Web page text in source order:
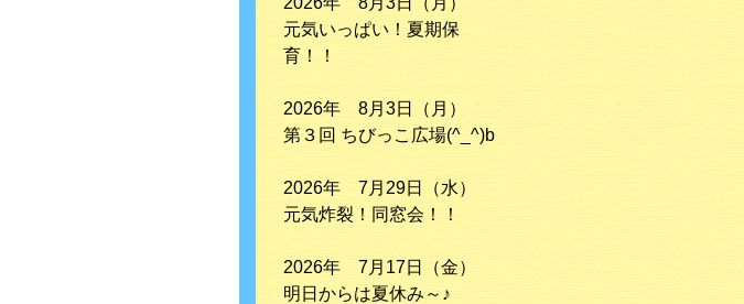
元気いっぱい！夏期保
育！！
2026年 8月3日（月）
第３回 ちびっこ広場(^_^)b
2026年 7月29日（水）
元気炸裂！同窓会！！
2026年 7月17日（金）
明日からは夏休み～♪